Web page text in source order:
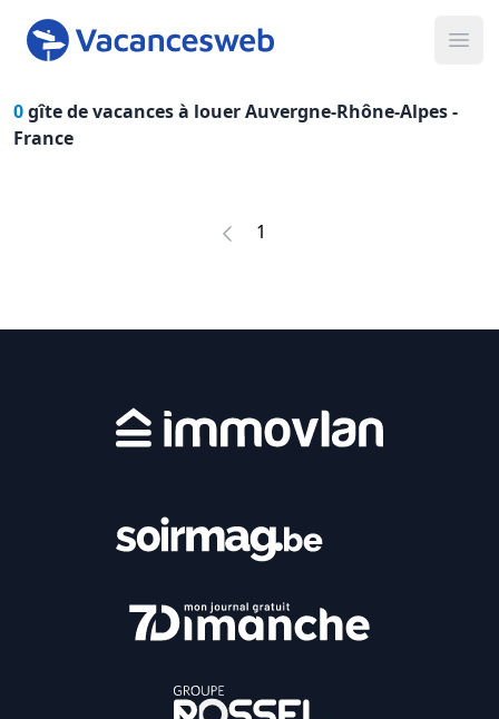
0gîte de vacances à louer Auvergne-Rhône-Alpes -
France
1